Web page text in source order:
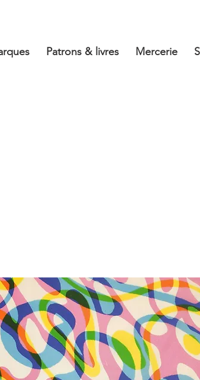
Patrons & livres Mercerie